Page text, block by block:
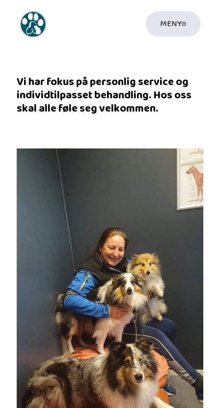
MENY
Vi har fokus på personlig service og
individtilpasset behandling. Hos oss
skal alle føle seg velkommen.